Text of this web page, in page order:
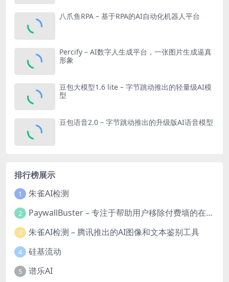
八爪鱼RPA – 基于RPA的AI自动化机器人平台
Percify – AI数字人生成平台，一张图片生成逼真
形象
豆包大模型1.6 lite – 字节跳动推出的轻量级AI模
型
豆包语音2.0 – 字节跳动推出的升级版AI语音模型
排行榜展示
1 朱雀AI检测
2 PaywallBuster – 专注于帮助用户移除付费墙的在线工具
3 朱雀AI检测 – 腾讯推出的AI图像和文本鉴别工具
4 硅基流动
5 谱乐AI